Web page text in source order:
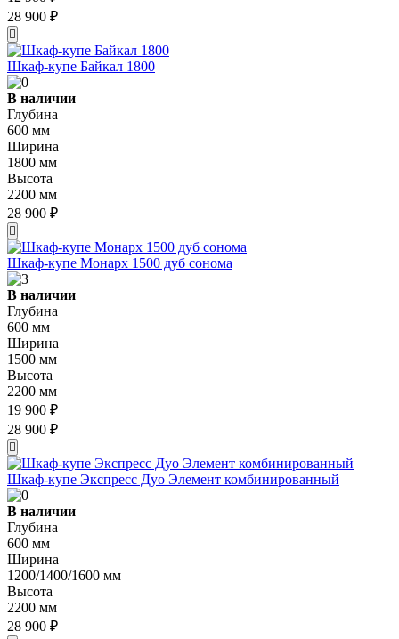
28 900 ₽
Шкаф-купе Байкал 1800
В наличии
Глубина
600 мм
Ширина
1800 мм
Высота
2200 мм
28 900 ₽
Шкаф-купе Монарх 1500 дуб сонома
В наличии
Глубина
600 мм
Ширина
1500 мм
Высота
2200 мм
19 900 ₽
28 900 ₽
Шкаф-купе Экспресс Дуо Элемент комбинированный
В наличии
Глубина
600 мм
Ширина
1200/1400/1600 мм
Высота
2200 мм
28 900 ₽